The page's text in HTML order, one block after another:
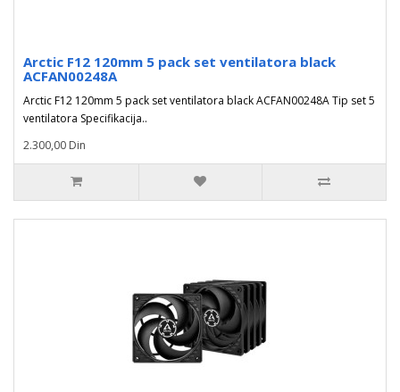
Arctic F12 120mm 5 pack set ventilatora black
ACFAN00248A
Arctic F12 120mm 5 pack set ventilatora black ACFAN00248A Tip set 5
ventilatora Specifikacija..
2.300,00 Din